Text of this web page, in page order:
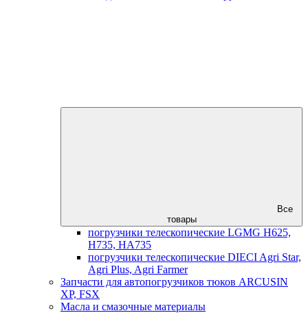
Все
товары
погрузчики телескопические LGMG H625,
H735, HA735
погрузчики телескопические DIECI Agri Star,
Agri Plus, Agri Farmer
Запчасти для автопогрузчиков тюков ARCUSIN
XP, FSX
Масла и смазочные материалы